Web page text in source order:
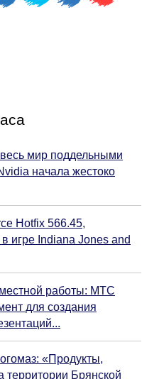
мир поддельными
начала жестоко
Hotfix 566.45,
игре Indiana Jones and
работы: МТС
для создания
«Продукты,
территории Брянской